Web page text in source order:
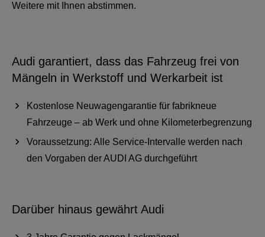
Weitere mit Ihnen abstimmen.
Audi garantiert, dass das Fahrzeug frei von
Mängeln in Werkstoff und Werkarbeit ist
Kostenlose Neuwagengarantie für fabrikneue
Fahrzeuge – ab Werk und ohne Kilometerbegrenzung
Voraussetzung: Alle Service-Intervalle werden nach
den Vorgaben der AUDI AG durchgeführt
Darüber hinaus gewährt Audi